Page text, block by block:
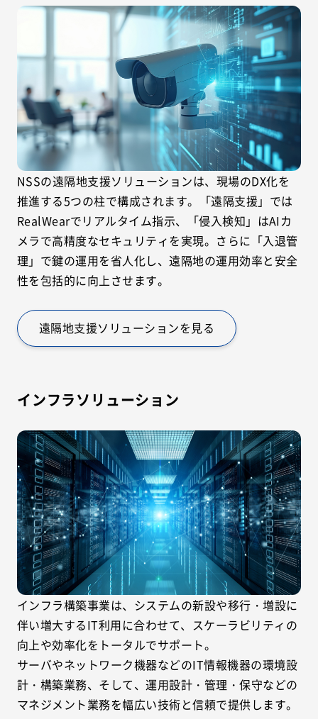
NSSの遠隔地支援ソリューションは、現場のDX化を
推進する5つの柱で構成されます。「遠隔支援」では
RealWearでリアルタイム指示、「侵入検知」はAIカ
メラで高精度なセキュリティを実現。さらに「入退管
理」で鍵の運用を省人化し、遠隔地の運用効率と安全
性を包括的に向上させます。
遠隔地支援ソリューションを見る
インフラソリューション
インフラ構築事業は、システムの新設や移行・増設に
伴い増大するIT利用に合わせて、スケーラビリティの
向上や効率化をトータルでサポート。
サーバやネットワーク機器などのIT情報機器の環境設
計・構築業務、そして、運用設計・管理・保守などの
マネジメント業務を幅広い技術と信頼で提供します。